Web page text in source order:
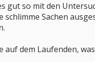
gut so mit den
schlimme Sachen
auf dem Laufenden,